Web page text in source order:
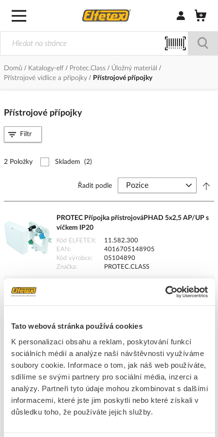
Tato webová stránka používá cookies
K personalizaci obsahu a reklam, poskytování funkcí
sociálních médií a analýze naší návštěvnosti využíváme
soubory cookie. Informace o tom, jak náš web používáte,
sdílíme se svými partnery pro sociální média, inzerci a
analýzy. Partneři tyto údaje mohou zkombinovat s dalšími
informacemi, které jste jim poskytli nebo které získali v
důsledku toho, že používáte jejich služby.
Přihlásit/
Domů Katalogy-elf Protec.Class
Úložný materiál
Přístrojové vidlice a přípojky
Přístrojové přípojky
Přístrojové přípojky
2 Položky Skladem (2)
Řadit podle
PROTEC Přípojka přístrojováPHAD 5x2,5 AP/UP s
víčkem IP20
Kód ELFETEX
11.582.300
EAN
4016705148905
Kód výrobce
05104890
Značka
PROTEC.CLASS
ks
Přidat k porovnání
ks
PROTEC Přípojka PAHD 6 přístrojová 5x6mm², s
víčkem IP20
Kód ELFETEX
11.543.688
Kód výrobce
05106623
Filtr